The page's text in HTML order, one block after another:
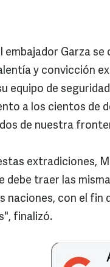
embajador Garza
y convicción
equipo de
a los cientos de
de nuestra
extradiciones,
debe traer las
naciones, con el fin
finalizó.